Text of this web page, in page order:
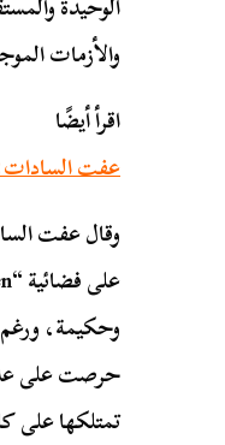
والأزمات
اقرأ أيضًا
عفت السادات:
وقال عفت
وحكيمة،
حرصت على
تمتلكها على